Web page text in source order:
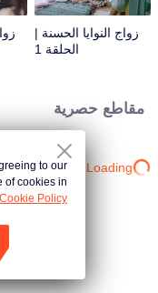
زواج النوايا الحسنة |
الحلقة 1
مقاطع حصرية
Loading…
to our
of cookies in
Cookie Policy.